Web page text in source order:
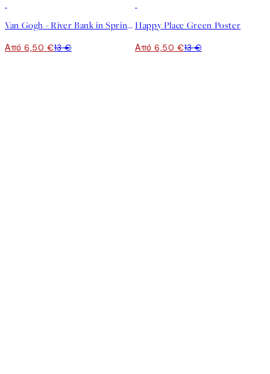
Van Gogh - River Bank in Springtime Poster
Από 6,50 €13 €
Happy Place Green Poster
Από 6,50 €13 €